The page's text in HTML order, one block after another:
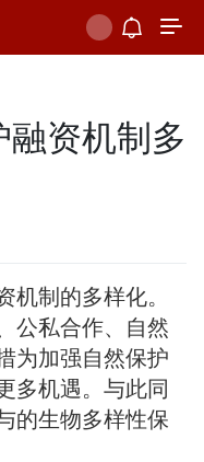
资机制多
制的多样化。
公私合作、自然
为加强自然保护
多机遇。与此同
的生物多样性保